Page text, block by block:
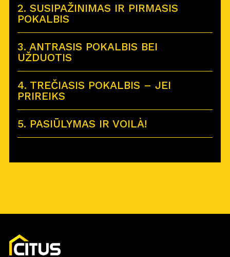
2. SUSIPAŽINIMAS IR PIRMASIS
POKALBIS
3. ANTRASIS POKALBIS BEI
UŽDUOTIS
4. TREČIASIS POKALBIS – JEI
PRIREIKS
5. PASIŪLYMAS IR VOILÀ!